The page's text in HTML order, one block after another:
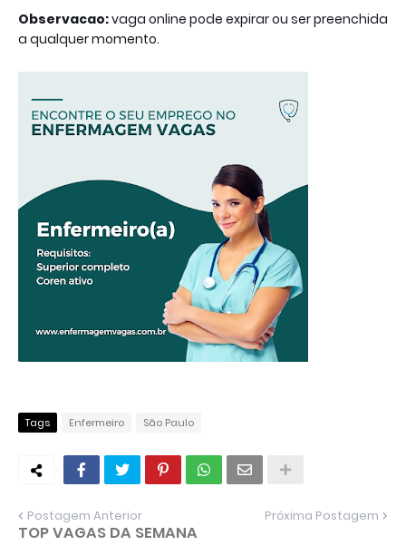
Observacao:vaga online pode expirar ou ser preenchida
a qualquer momento.
Tags Enfermeiro São Paulo
Postagem Anterior Próxima Postagem
TOP VAGAS DA SEMANA